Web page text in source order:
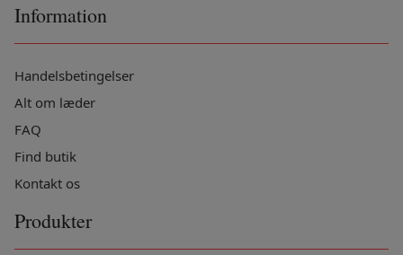
Information
Handelsbetingelser
Alt om læder
FAQ
Find butik
Kontakt os
Produkter